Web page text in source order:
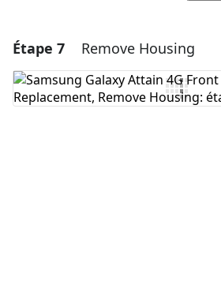
Ajouter un
Ajouter un commentaire
Étape 7 Remove Housing